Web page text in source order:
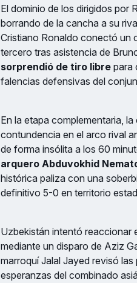
El dominio de los dirigidos
borrando de la cancha a su
Cristiano Ronaldo conectó un
tercero tras asistencia de
sorprendió de tiro libre para
falencias defensivas del
En la etapa complementaria,
contundencia en el arco rival
de forma insólita a los 60
arquero Abduvokhid
histórica paliza con una
definitivo 5-0 en territorio
Uzbekistán intentó reaccionar
mediante un disparo de Aziz
marroquí Jalal Jayed revisó
esperanzas del combinado